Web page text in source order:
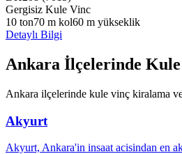
Gergisiz Kule Vinc
10 ton70 m kol60 m yükseklik
Detaylı Bilgi
Ankara İlçelerinde
Ankara ilçelerinde kule vinç kiralama
Akyurt
Akyurt, Ankara'in insaat acisindan en